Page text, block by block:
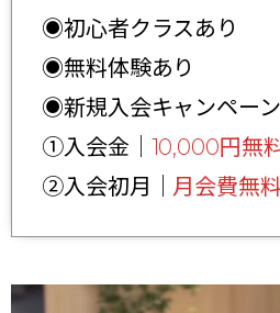
◉初心者クラスあり
◉無料体験あり
◉新規入会キャンペー
①入会金｜ 10,000円無
②入会初月｜ 月会費無料